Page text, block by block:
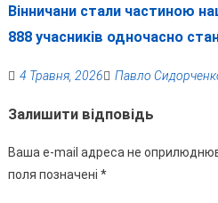
Вінничани стали частиною
888 учасників одночасно
4 Травня, 2026 Павло
Залишити відповідь
Ваша e-mail адреса не
поля позначені *